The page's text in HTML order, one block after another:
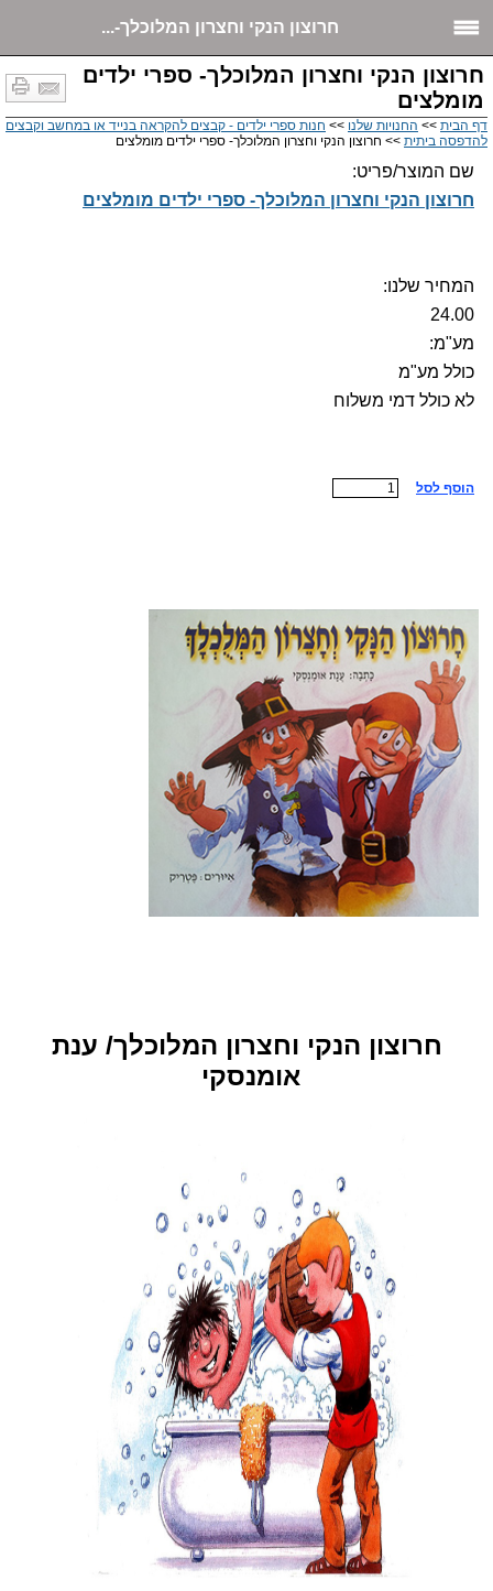
חרוצון הנקי וחצרון המלוכלך-...
חרוצון הנקי וחצרון המלוכלך- ספרי ילדים
מומלצים
דף הבית >> החנויות שלנו >> חנות ספרי ילדים - קבצים להקראה בנייד או במחשב וקבצים
להדפסה ביתית >> חרוצון הנקי וחצרון המלוכלך- ספרי ילדים מומלצים
שם המוצר/פריט:
חרוצון הנקי וחצרון המלוכלך- ספרי ילדים מומלצים
המחיר שלנו:
24.00
מע"מ:
כולל מע"מ
לא כולל דמי משלוח
הוסף לסל
חרוצון הנקי וחצרון המלוכלך/ ענת
אומנסקי